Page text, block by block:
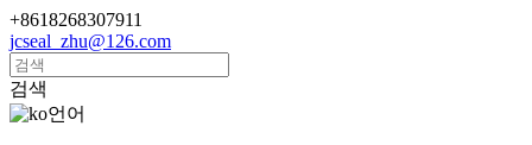
+8618268307911
jcseal_zhu@126.com
검색
언어